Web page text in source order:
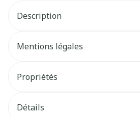
Description
Mentions légales
Propriétés
Détails